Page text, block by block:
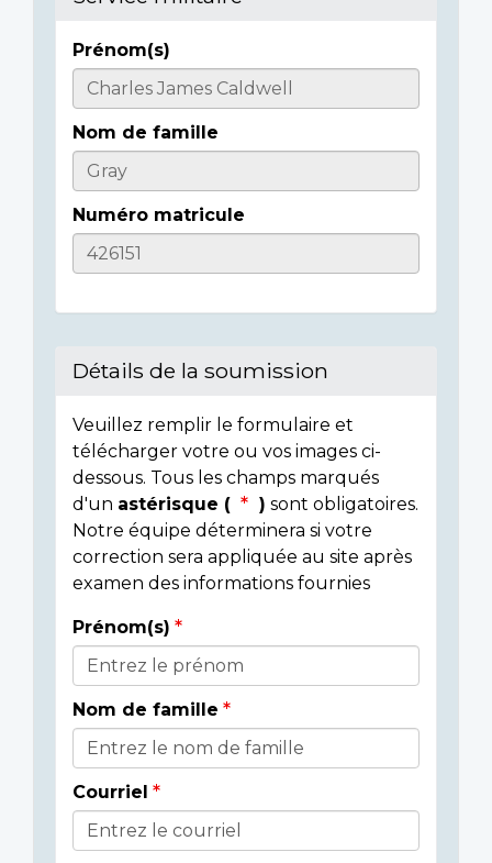
Casualty
Details
Prénom(s)
Nom de famille
Numéro matricule
Détails de la soumission
Veuillez remplir le formulaire et
télécharger votre ou vos images ci-
dessous. Tous les champs marqués
d'un astérisque ( ) sont obligatoires.
Notre équipe déterminera si votre
correction sera appliquée au site après
examen des informations fournies
Donor
Details
Prénom(s)
Nom de famille
Courriel